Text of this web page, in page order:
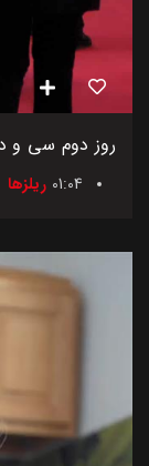
روز دوم سی و
01:04 ریلزها